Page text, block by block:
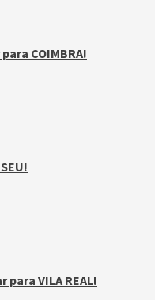
COIMBRA!
VILA REAL!